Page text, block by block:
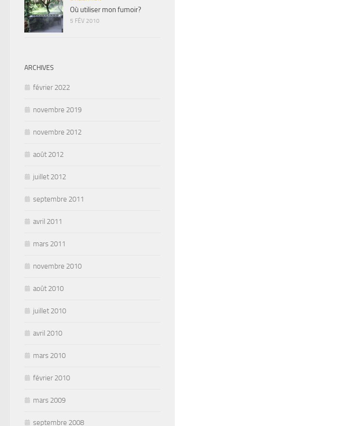
Où utiliser mon fumoir?
5 FÉV 2010
ARCHIVES
février 2022
novembre 2019
novembre 2012
août 2012
juillet 2012
septembre 2011
avril 2011
mars 2011
novembre 2010
août 2010
juillet 2010
avril 2010
mars 2010
février 2010
mars 2009
septembre 2008